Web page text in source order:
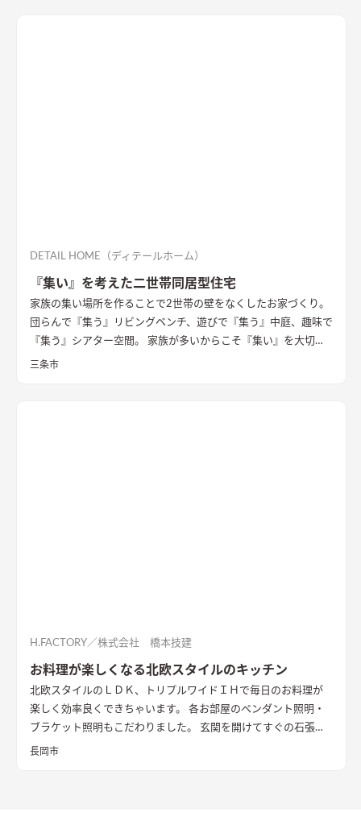
DETAIL HOME（ディテールホーム）
『集い』を考えた二世帯同居型住宅
家族の集い場所を作ることで2世帯の壁をなくしたお家づくり。
団らんで『集う』リビングベンチ、遊びで『集う』中庭、趣味で
『集う』シアター空間。 家族が多いからこそ『集い』を大切に
したお家になっています。
三条市
H.FACTORY／株式会社 橋本技建
お料理が楽しくなる北欧スタイルのキッチン
北欧スタイルのＬＤＫ、トリプルワイドＩＨで毎日のお料理が
楽しく効率良くできちゃいます。 各お部屋のペンダント照明・
ブラケット照明もこだわりました。 玄関を開けてすぐの石張り
壁も目をひきます
長岡市